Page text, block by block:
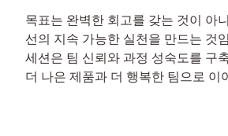
목표는 완벽한 회고를 갖는 것이 아
선의 지속 가능한 실천을 만드는 것
세션은 팀 신뢰와 과정 성숙도를 구
더 나은 제품과 더 행복한 팀으로 이